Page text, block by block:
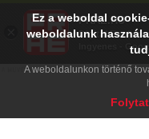
Ez a weboldal
weboldalunk
A weboldalunkon történő
PRAE.HU
Digital
Ingyenes -